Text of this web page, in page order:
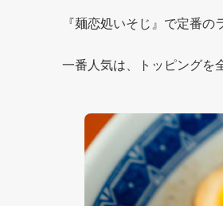
『麺恋処いそじ』で定番
一番人気は、トッピングを